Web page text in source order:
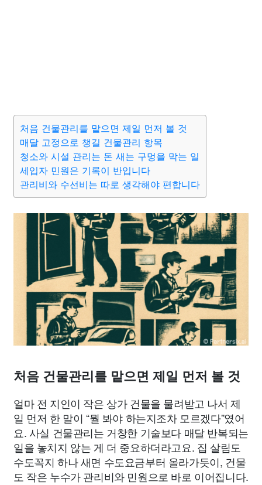
처음 건물관리를 맡으면 제일 먼저 볼 것
매달 고정으로 챙길 건물관리 항목
청소와 시설 관리는 돈 새는 구멍을 막는 일
세입자 민원은 기록이 반입니다
관리비와 수선비는 따로 생각해야 편합니다
처음 건물관리를 맡으면 제일 먼저 볼 것
얼마 전 지인이 작은 상가 건물을 물려받고 나서 제
일 먼저 한 말이 “뭘 봐야 하는지조차 모르겠다”였어
요. 사실 건물관리는 거창한 기술보다 매달 반복되는
일을 놓치지 않는 게 더 중요하더라고요. 집 살림도
수도꼭지 하나 새면 수도요금부터 올라가듯이, 건물
도 작은 누수가 관리비와 민원으로 바로 이어집니다.